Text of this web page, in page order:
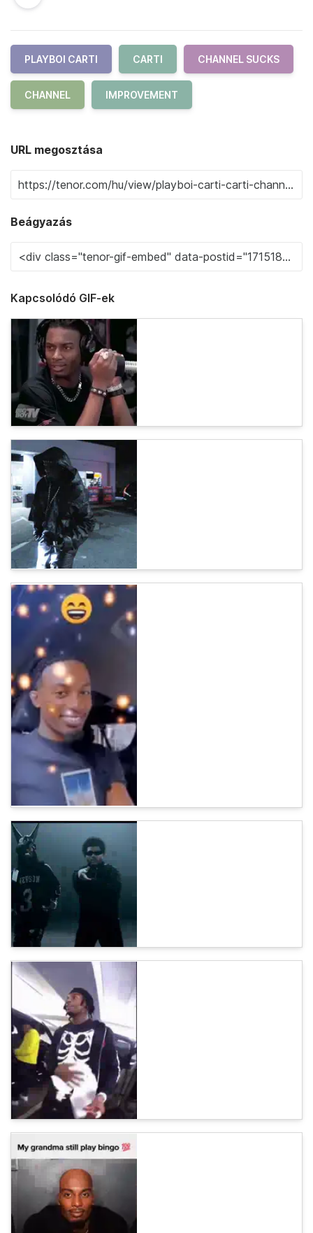
PLAYBOI CARTI CARTI CHANNEL SUCKS
CHANNEL IMPROVEMENT
URL megosztása
Beágyazás
Kapcsolódó GIF-ek